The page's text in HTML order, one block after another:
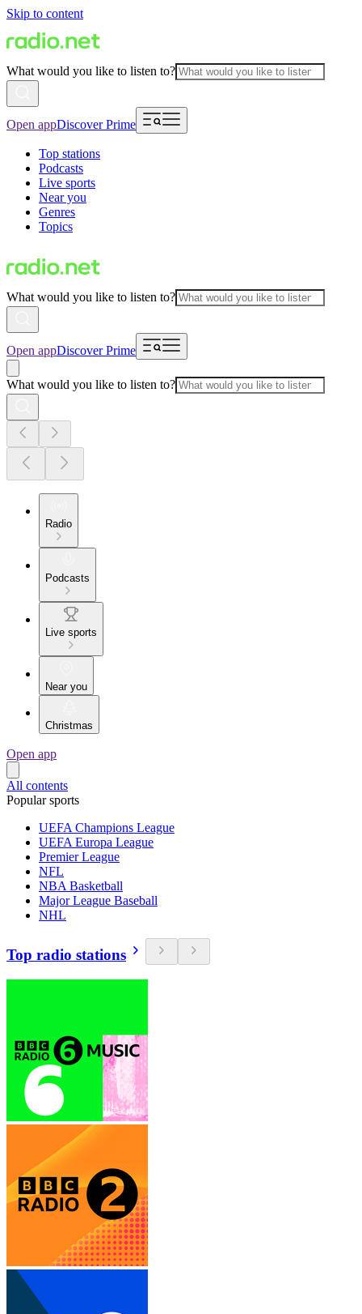
Skip to content
What would you like to listen to?
Open appDiscover Prime
Top stations
Podcasts
Live sports
Near you
Genres
Topics
What would you like to listen to?
Open appDiscover Prime
What would you like to listen to?
Radio
Podcasts
Live sports
Near you
Christmas
Open app
All contents
Popular sports
UEFA Champions League
UEFA Europa League
Premier League
NFL
NBA Basketball
Major League Baseball
NHL
Top radio stations